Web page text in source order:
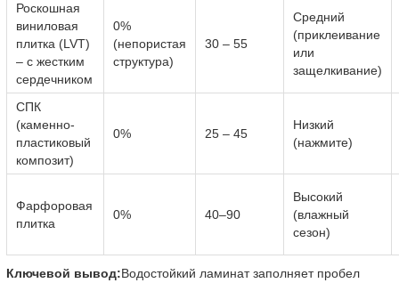
Роскошная
виниловая
плитка (LVT)
– с жестким
сердечником
0%
(непористая
структура)
30 – 55
Средний
(приклеивание
или
защелкивание)
СПК
(каменно-
пластиковый
композит)
0% 25 – 45
Низкий
(нажмите)
Фарфоровая
плитка
0% 40–90
Высокий
(влажный
сезон)
Ключевой вывод:Водостойкий ламинат заполняет пробел